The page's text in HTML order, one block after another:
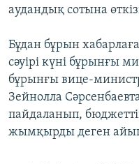
аудандық сотына
Бұдан бұрын
сәуірі күні бұрынғы
бұрынғы вице-
Зейнолла
пайдаланып,
жымқырды деген